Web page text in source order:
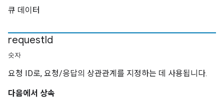
큐 데이터
requestId
숫자
요청 ID로, 요청/응답의 상관관계를 지정하는 데 사용됩니다.
다음에서 상속